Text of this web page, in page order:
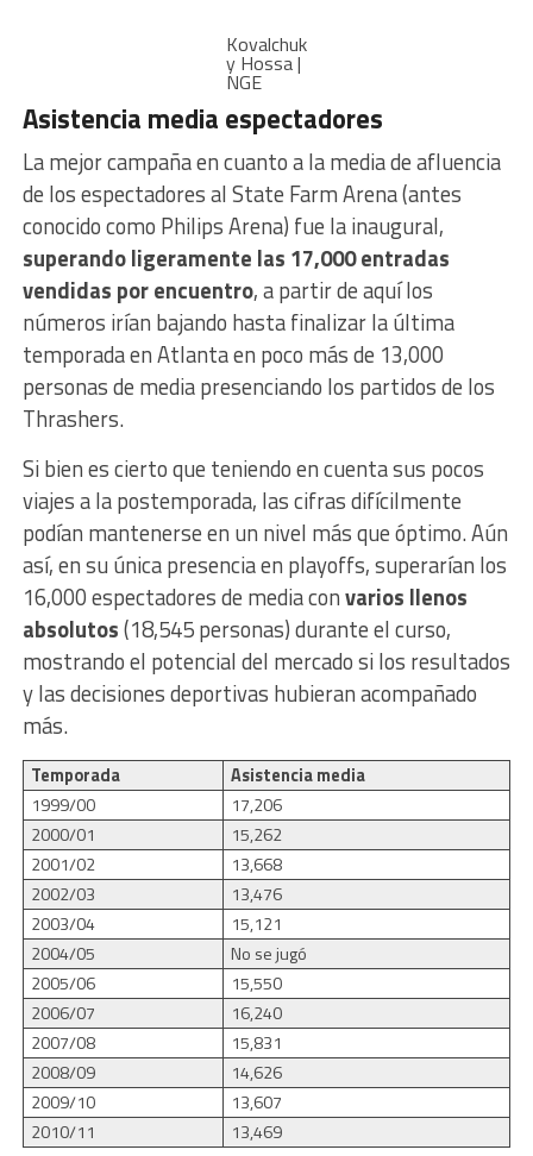
Kovalchuk
y Hossa |
NGE
Asistencia media espectadores
La mejor campaña en cuanto a la media de afluencia
de los espectadores al State Farm Arena (antes
conocido como Philips Arena) fue la inaugural,
superando ligeramente las 17,000 entradas
vendidas por encuentro, a partir de aquí los
números irían bajando hasta finalizar la última
temporada en Atlanta en poco más de 13,000
personas de media presenciando los partidos de los
Thrashers.
Si bien es cierto que teniendo en cuenta sus pocos
viajes a la postemporada, las cifras difícilmente
podían mantenerse en un nivel más que óptimo. Aún
así, en su única presencia en playoffs, superarían los
16,000 espectadores de media convarios llenos
absolutos(18,545 personas) durante el curso,
mostrando el potencial del mercado si los resultados
y las decisiones deportivas hubieran acompañado
más.
Temporada
Asistencia media
1999/00
17,206
2000/01
15,262
2001/02
13,668
2002/03
13,476
2003/04
15,121
2004/05
No se jugó
2005/06
15,550
2006/07
16,240
2007/08
15,831
2008/09
14,626
2009/10
13,607
2010/11
13,469